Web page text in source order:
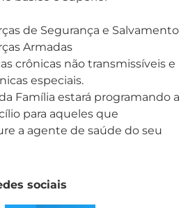
de Segurança e Salvamento
Armadas
crônicas não transmissíveis e
especiais.
Família estará programando a
para aqueles que
a agente de saúde do seu
sociais